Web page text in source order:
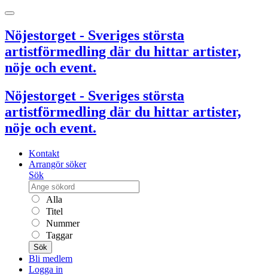
Nöjestorget - Sveriges största
artistförmedling där du hittar artister,
nöje och event.
Nöjestorget - Sveriges största
artistförmedling där du hittar artister,
nöje och event.
Kontakt
Arrangör söker
Sök
Alla
Titel
Nummer
Taggar
Sök
Bli medlem
Logga in